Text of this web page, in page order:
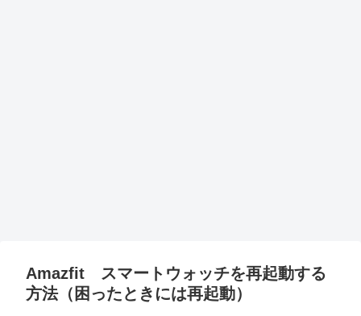
Amazfit スマートウォッチを再起動する
方法（困ったときには再起動）